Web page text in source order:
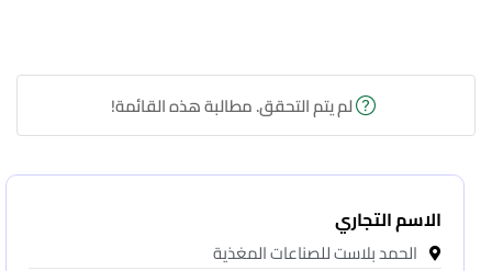
لم يتم التحقق. مطالبة هذه القائمة!
الاسم التجاري
الحمد بلاست للصناعات المغذية